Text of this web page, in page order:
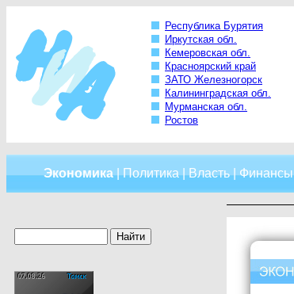
Республика Бурятия
Иркутская обл.
Кемеровская обл.
Красноярский край
ЗАТО Железногорск
Калининградская обл.
Мурманская обл.
Ростов
Экономика|Политика|Власть|Финансы